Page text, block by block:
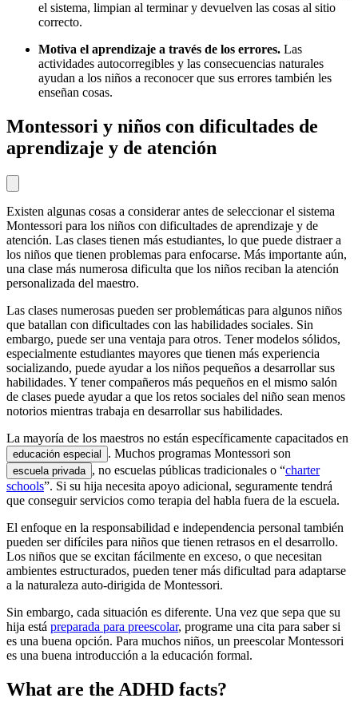
el sistema, limpian al terminar y devuelven las cosas al sitio
correcto.
Motiva el aprendizaje a través de los errores. Las
actividades autocorregibles y las consecuencias naturales
ayudan a los niños a reconocer que sus errores también les
enseñan cosas.
Montessori y niños con dificultades de
aprendizaje y de atención
Existen algunas cosas a considerar antes de seleccionar el sistema
Montessori para los niños con dificultades de aprendizaje y de
atención. Las clases tienen más estudiantes, lo que puede distraer a
los niños que tienen problemas para enfocarse. Más importante aún,
una clase más numerosa dificulta que los niños reciban la atención
personalizada del maestro.
Las clases numerosas pueden ser problemáticas para algunos niños
que batallan con dificultades con las habilidades sociales. Sin
embargo, puede ser una ventaja para otros. Tener modelos sólidos,
especialmente estudiantes mayores que tienen más experiencia
socializando, puede ayudar a los niños pequeños a desarrollar sus
habilidades. Y tener compañeros más pequeños en el mismo salón
de clases puede ayudar a que los retos sociales del niño sean menos
notorios mientras trabaja en desarrollar sus habilidades.
La mayoría de los maestros no están específicamente capacitados en
educación especial . Muchos programas Montessori son
escuela privada , no escuelas públicas tradicionales o “charter
schools”. Si su hija necesita apoyo adicional, seguramente tendrá
que conseguir servicios como terapia del habla fuera de la escuela.
El enfoque en la responsabilidad e independencia personal también
pueden ser difíciles para niños que tienen retrasos en el desarrollo.
Los niños que se excitan fácilmente en exceso, o que necesitan
ambientes estructurados, pueden tener más dificultad para adaptarse
a la naturaleza auto-dirigida de Montessori.
Sin embargo, cada situación es diferente. Una vez que sepa que su
hija está preparada para preescolar, programe una cita para saber si
es una buena opción. Para muchos niños, un preescolar Montessori
es una buena introducción a la educación formal.
What are the ADHD facts?